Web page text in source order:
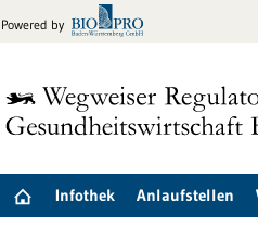
Powered by
Infothek Anlaufstellen